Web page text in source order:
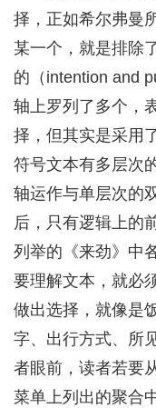
择，正如希尔弗曼
某一个，就是排除
的（intention and
轴上罗列了多个，
择，但其实是采用
符号文本有多层次
轴运作与单层次的
后，只有逻辑上的
列举的《来劲》中
要理解文本，就必
做出选择，就像是
字、出行方式、所
者眼前，读者若要
菜单上列出的聚合